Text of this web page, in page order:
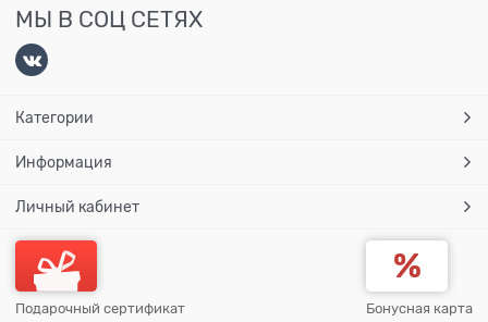
МЫ В СОЦ СЕТЯХ
Категории
Информация
Личный кабинет
Подарочный сертификат Бонусная карта